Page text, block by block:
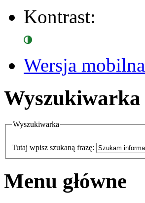
Kontrast:
Wersja mobilna
Wyszukiwarka
Wyszukiwarka
Tutaj wpisz szukaną frazę:
Menu główne